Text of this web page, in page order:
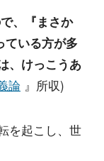
、『まさか
ている方が多
、けっこうあ
論 』所収)
を起こし、世